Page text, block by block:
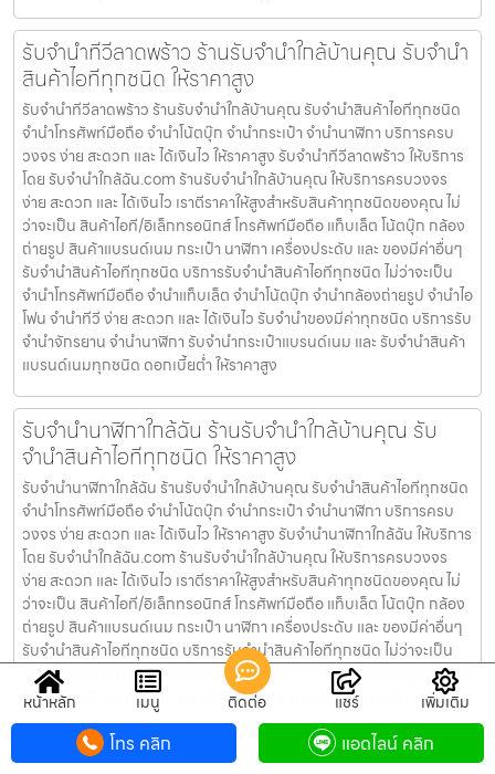
รับจำนำทีวีลาดพร้าว ร้านรับจำนำใกล้บ้านคุณ รับจำนำ
สินค้าไอทีทุกชนิด ให้ราคาสูง
รับจำนำทีวีลาดพร้าว ร้านรับจำนำใกล้บ้านคุณ รับจำนำสินค้าไอทีทุกชนิด
จำนำโทรศัพท์มือถือ จำนำโน้ตบุ๊ก จำนำกระเป๋า จำนำนาฬิกา บริการครบ
วงจร ง่าย สะดวก และ ได้เงินไว ให้ราคาสูง รับจำนำทีวีลาดพร้าว ให้บริการ
โดย รับจํานําใกล้ฉัน.com ร้านรับจำนำใกล้บ้านคุณ ให้บริการครบวงจร
ง่าย สะดวก และ ได้เงินไว เราตีราคาให้สูงสำหรับสินค้าทุกชนิดของคุณ ไม่
ว่าจะเป็น สินค้าไอที/อิเล็กทรอนิกส์ โทรศัพท์มือถือ แท็บเล็ต โน้ตบุ๊ก กล้อง
ถ่ายรูป สินค้าแบรนด์เนม กระเป๋า นาฬิกา เครื่องประดับ และ ของมีค่าอื่นๆ
รับจำนำสินค้าไอทีทุกชนิด บริการรับจำนำสินค้าไอทีทุกชนิด ไม่ว่าจะเป็น
จำนำโทรศัพท์มือถือ จำนำแท็บเล็ต จำนำโน้ตบุ๊ก จำนำกล้องถ่ายรูป จำนำไอ
โฟน จำนำทีวี ง่าย สะดวก และ ได้เงินไว รับจำนำของมีค่าทุกชนิด บริการรับ
จำนำจักรยาน จำนำนาฬิกา รับจำนำกระเป๋าแบรนด์เนม และ รับจำนำสินค้า
แบรนด์เนมทุกชนิด ดอกเบี้ยต่ำ ให้ราคาสูง
รับจำนำนาฬิกาใกล้ฉัน ร้านรับจำนำใกล้บ้านคุณ รับ
จำนำสินค้าไอทีทุกชนิด ให้ราคาสูง
รับจำนำนาฬิกาใกล้ฉัน ร้านรับจำนำใกล้บ้านคุณ รับจำนำสินค้าไอทีทุกชนิด
จำนำโทรศัพท์มือถือ จำนำโน้ตบุ๊ก จำนำกระเป๋า จำนำนาฬิกา บริการครบ
วงจร ง่าย สะดวก และ ได้เงินไว ให้ราคาสูง รับจำนำนาฬิกาใกล้ฉัน ให้บริการ
โดย รับจํานําใกล้ฉัน.com ร้านรับจำนำใกล้บ้านคุณ ให้บริการครบวงจร
ง่าย สะดวก และ ได้เงินไว เราตีราคาให้สูงสำหรับสินค้าทุกชนิดของคุณ ไม่
ว่าจะเป็น สินค้าไอที/อิเล็กทรอนิกส์ โทรศัพท์มือถือ แท็บเล็ต โน้ตบุ๊ก กล้อง
ถ่ายรูป สินค้าแบรนด์เนม กระเป๋า นาฬิกา เครื่องประดับ และ ของมีค่าอื่นๆ
รับจำนำสินค้าไอทีทุกชนิด บริการรับจำนำสินค้าไอทีทุกชนิด ไม่ว่าจะเป็น
จำนำโทรศัพท์มือถือ จำนำแท็บเล็ต จำนำโน้ตบุ๊ก จำนำกล้องถ่ายรูป จำนำไอ
โฟน จำนำทีวี ง่าย สะดวก และ ได้เงินไว รับจำนำของมีค่าทุกชนิด บริการรับ
จำนำจักรยาน จำนำนาฬิกา รับจำนำกระเป๋าแบรนด์เนม และ รับจำนำสินค้า
แบรนด์เนมทุกชนิด ดอกเบี้ยต่ำ ให้ราคาสูง
หน้าหลัก เมนู ติดต่อ แชร์ เพิ่มเติม
โทร คลิก แอดไลน์ คลิก